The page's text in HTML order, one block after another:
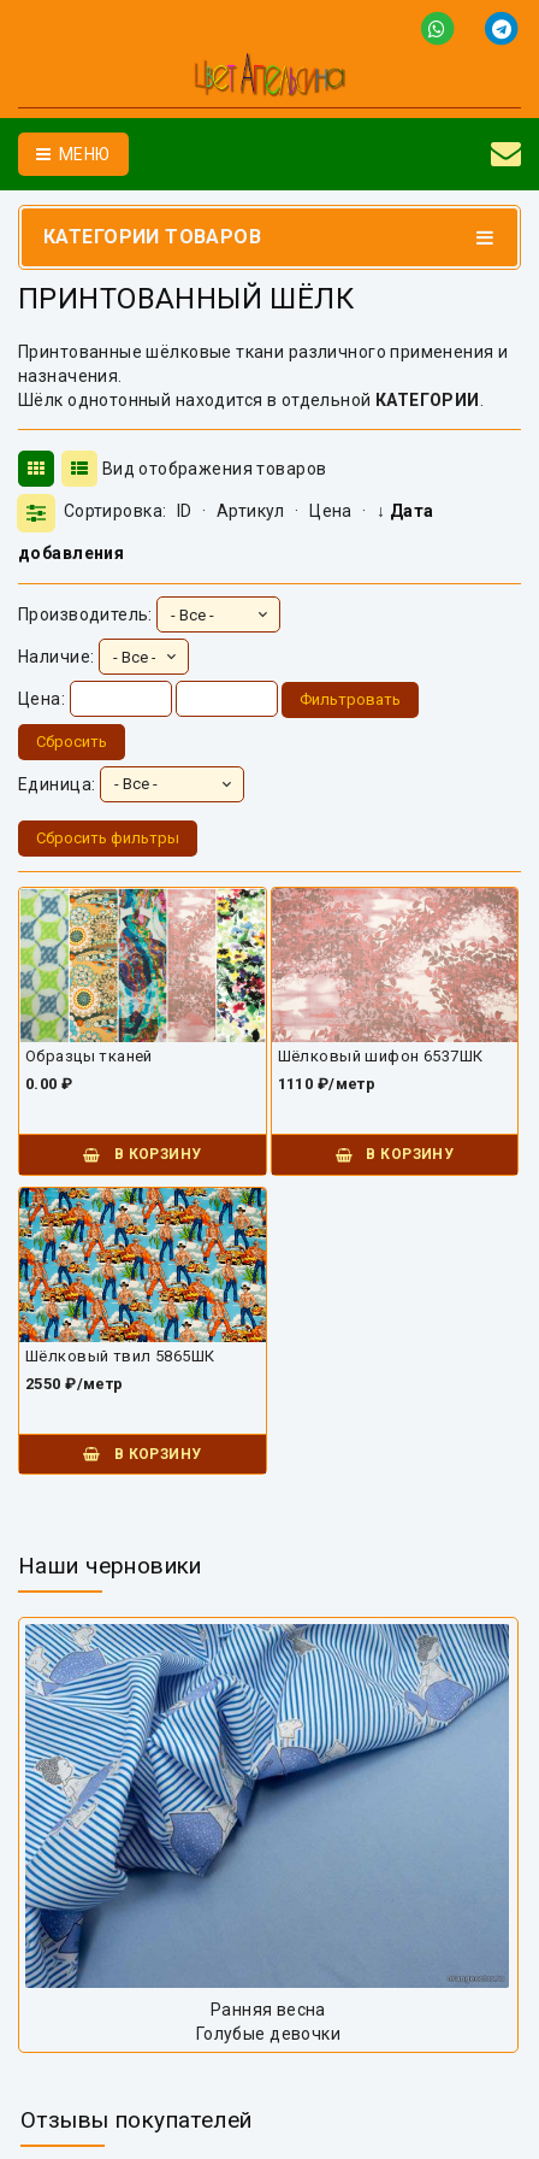
МЕНЮ
КАТЕГОРИИ ТОВАРОВ
ПРИНТОВАННЫЙ ШЁЛК
Принтованные шёлковые ткани различного применения и
назначения.
Шёлк однотонный находится в отдельной КАТЕГОРИИ
Вид отображения товаров
Сортировка: ID · Артикул · Цена · ↓ Дата
добавления
Производитель:
Наличие:
Цена: Фильтровать
Сбросить
Единица:
Сбросить фильтры
Образцы тканей
0.00 ₽
В КОРЗИНУ
Шёлковый шифон 6537ШК
1110 ₽/метр
В КОРЗИНУ
Шёлковый твил 5865ШК
2550 ₽/метр
В КОРЗИНУ
Наши черновики
Ранняя весна
Голубые девочки
Отзывы покупателей